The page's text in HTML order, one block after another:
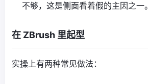
不够，这是侧面看着假的主因之一。
在 ZBrush 里起型
实操上有两种常见做法：